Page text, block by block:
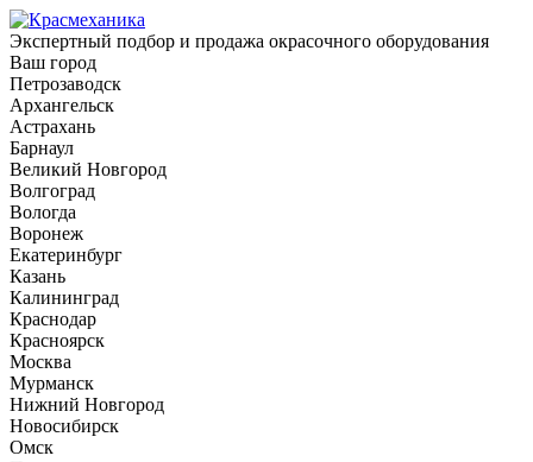
Экспертный подбор и продажа окрасочного оборудования
Ваш город
Петрозаводск
Архангельск
Астрахань
Барнаул
Великий Новгород
Волгоград
Вологда
Воронеж
Екатеринбург
Казань
Калининград
Краснодар
Красноярск
Москва
Мурманск
Нижний Новгород
Новосибирск
Омск